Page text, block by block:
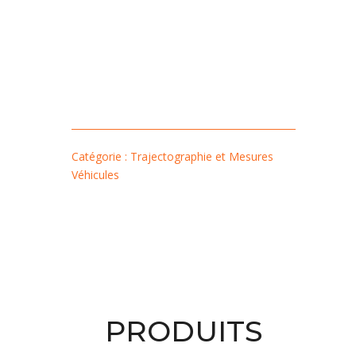
Catégorie : Trajectographie et Mesures
Véhicules
PRODUITS